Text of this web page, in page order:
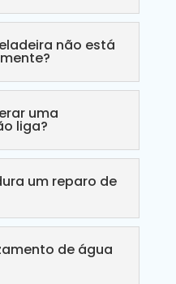
não está
uma
liga?
um reparo de
de água